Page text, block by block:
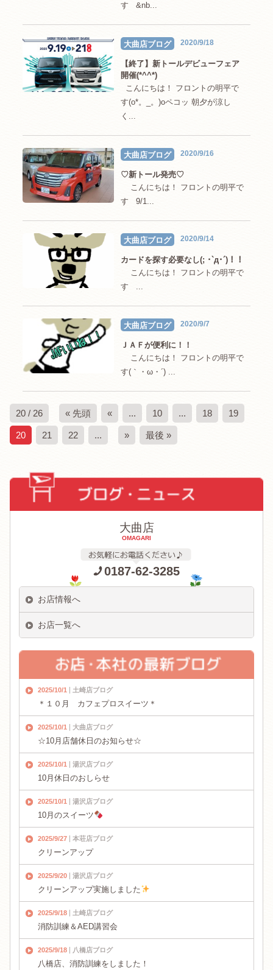
す &nb...
大曲店ブログ 2020/9/18
【終了】新トールデビューフェア
開催(*^^*)
こんにちは！ フロントの明平で
す(o*。_。)oペコッ 朝夕が涼し
く...
大曲店ブログ 2020/9/16
♡新トール発売♡
こんにちは！ フロントの明平で
す 9/1...
大曲店ブログ 2020/9/14
カードを探す必要なし(; ･`д･´)！！
こんにちは！ フロントの明平で
す ...
大曲店ブログ 2020/9/7
ＪＡＦが便利に！！
こんにちは！ フロントの明平で
す(｀・ω・´) ...
20 / 26 « 先頭 « ... 10 ... 18 19
20 21 22 ... » 最後 »
大曲店
OMAGARI
0187-62-3285
お店情報へ
お店一覧へ
2025/10/1 土崎店ブログ
＊１０月 カフェプロスイーツ＊
2025/10/1 大曲店ブログ
☆10月店舗休日のお知らせ☆
2025/10/1 湯沢店ブログ
10月休日のおしらせ
2025/10/1 湯沢店ブログ
10月のスイーツ
2025/9/27 本荘店ブログ
クリーンアップ
2025/9/20 湯沢店ブログ
クリーンアップ実施しました
2025/9/18 土崎店ブログ
消防訓練＆AED講習会
2025/9/18 八橋店ブログ
八橋店、消防訓練をしました！